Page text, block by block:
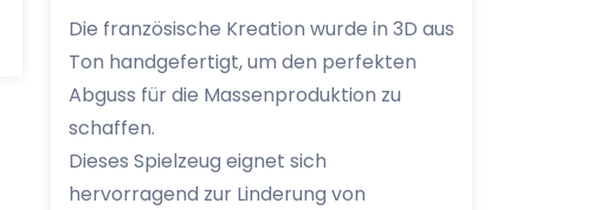
Die französische Kreation wurde in 3D aus
Ton handgefertigt, um den perfekten
Abguss für die Massenproduktion zu
schaffen.
Dieses Spielzeug eignet sich
hervorragend zur Linderung von